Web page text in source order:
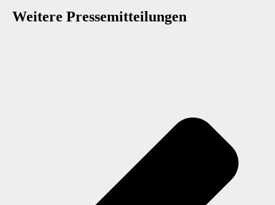
Weitere Presse­mitteilungen